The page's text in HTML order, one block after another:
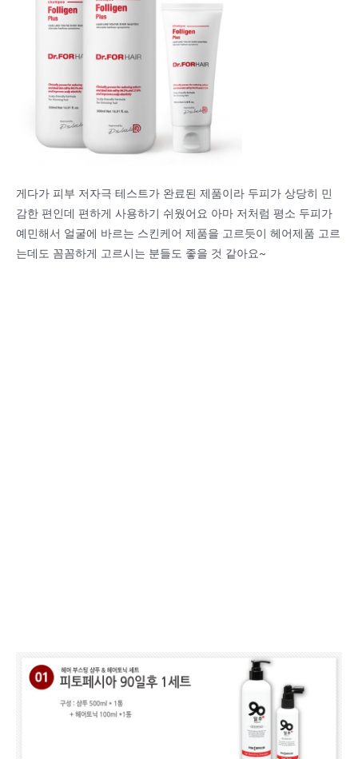
게다가 피부 저자극 테스트가 완료된 제품이라 두피가 상당히 민
감한 편인데 편하게 사용하기 쉬웠어요 아마 저처럼 평소 두피가
예민해서 얼굴에 바르는 스킨케어 제품을 고르듯이 헤어제품 고르
는데도 꼼꼼하게 고르시는 분들도 좋을 것 같아요~